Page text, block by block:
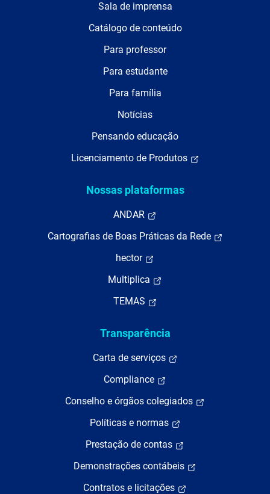
Sala de imprensa
Catálogo de conteúdo
Para professor
Para estudante
Para família
Notícias
Pensando educação
Licenciamento de Produtos
Nossas plataformas
ANDAR
Cartografias de Boas Práticas da Rede
hector
Multiplica
TEMAS
Transparência
Carta de serviços
Compliance
Conselho e órgãos colegiados
Políticas e normas
Prestação de contas
Demonstrações contábeis
Contratos e licitações